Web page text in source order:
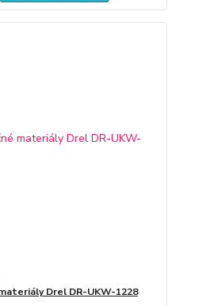
Drel DR-UKW-1228